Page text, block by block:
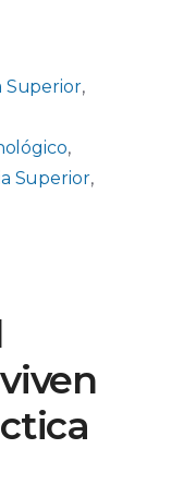
Superior,
,
Superior,